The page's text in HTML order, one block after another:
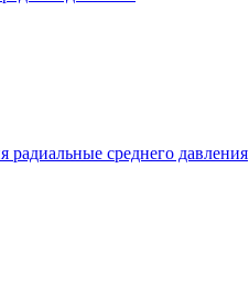
радиальные среднего давления